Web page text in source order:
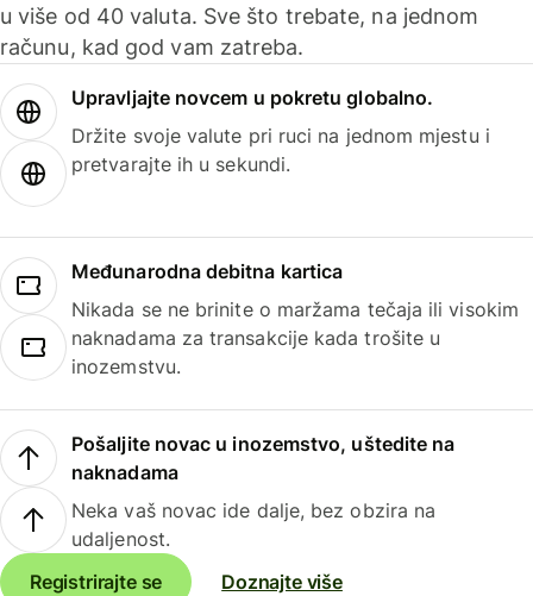
u više od 40 valuta. Sve što trebate, na jednom
računu, kad god vam zatreba.
Upravljajte novcem u pokretu globalno.
Držite svoje valute pri ruci na jednom mjestu i
pretvarajte ih u sekundi.
Međunarodna debitna kartica
Nikada se ne brinite o maržama tečaja ili visokim
naknadama za transakcije kada trošite u
inozemstvu.
Pošaljite novac u inozemstvo, uštedite na
naknadama
Neka vaš novac ide dalje, bez obzira na
udaljenost.
Registrirajte se
Doznajte više